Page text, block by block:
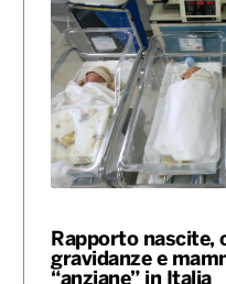
Rapporto nascite,
gravidanze e
“anziane” in Italia